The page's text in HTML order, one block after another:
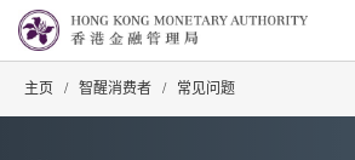
主页 / 智醒消费者 / 常见问题